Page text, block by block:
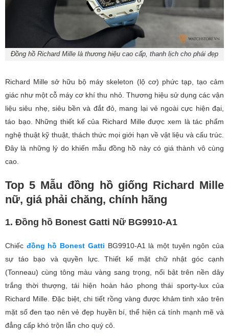
Đồng hồ Richard Mille là thương hiệu cao cấp, thanh lịch cho phái đẹp
Richard Mille sở hữu bộ máy skeleton (lộ cơ) phức tạp, tạo cảm
giác như một cỗ máy cơ khí thu nhỏ. Thương hiệu sử dụng các vận
liệu siêu nhẹ, siêu bền và đắt đỏ, mang lại vẻ ngoài cực hiện đại,
táo bạo. Những thiết kế của Richard Mille được xem là tác phẩm
nghệ thuật kỹ thuật, thách thức mọi giới hạn về vật liệu và cấu trúc.
Đây là những lý do khiến mẫu đồng hồ này có giá thành vô cùng
cao.
Top 5 Mẫu đồng hồ giống Richard Mille
nữ, giá phải chăng, chính hãng
1. Đồng hồ Bonest Gatti Nữ BG9910-A1
Chiếc đồng hồ Bonest Gatti BG9910-A1 là một tuyên ngôn của
sự táo bạo và quyền lực. Thiết kế mặt chữ nhật góc cạnh
(Tonneau) cùng tông màu vàng sang trọng, nổi bật trên nền dây
trắng thời thượng, tái hiện hoàn hảo phong thái sporty-lux của
Richard Mille. Đặc biệt, chi tiết rồng vàng được khảm tinh xảo trên
mặt số đen tạo nên vẻ đẹp huyền bí, thể hiện cá tính mạnh mẽ và
đẳng cấp khó trộn lẫn cho quý cô.